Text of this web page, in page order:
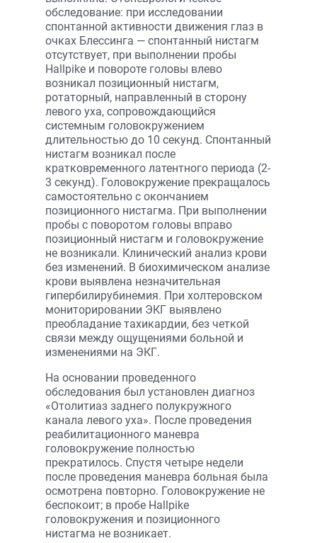
обследование: при исследовании
спонтанной активности движения глаз в
очках Блессинга — спонтанный нистагм
отсутствует, при выполнении пробы
Hallpike и повороте головы влево
возникал позиционный нистагм,
ротаторный, направленный в сторону
левого уха, сопровождающийся
системным головокружением
длительностью до 10 секунд. Спонтанный
нистагм возникал после
кратковременного латентного периода (2-
3 секунд). Головокружение прекращалось
самостоятельно с окончанием
позиционного нистагма. При выполнении
пробы с поворотом головы вправо
позиционный нистагм и головокружение
не возникали. Клинический анализ крови
без изменений. В биохимическом анализе
крови выявлена незначительная
гипербилирубинемия. При холтеровском
мониторировании ЭКГ выявлено
преобладание тахикардии, без четкой
связи между ощущениями больной и
изменениями на ЭКГ.
На основании проведенного
обследования был установлен диагноз
«Отолитиаз заднего полукружного
канала левого уха». После проведения
реабилитационного маневра
головокружение полностью
прекратилось. Спустя четыре недели
после проведения маневра больная была
осмотрена повторно. Головокружение не
беспокоит; в пробе Hallpike
головокружения и позиционного
нистагма не возникает.